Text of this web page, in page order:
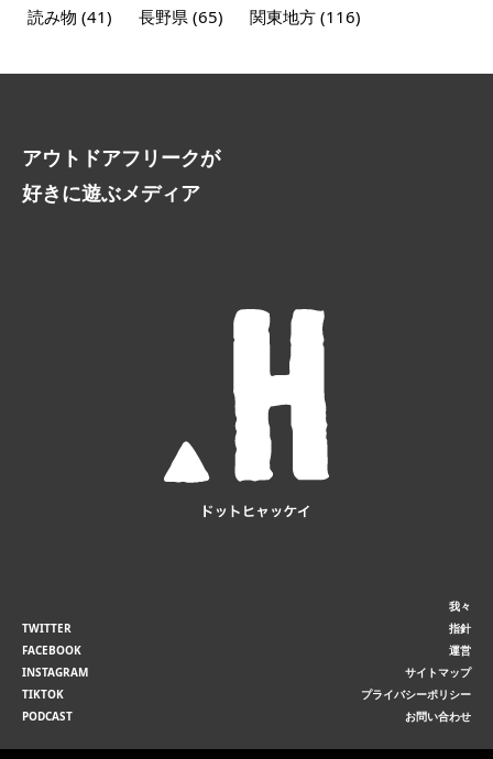
読み物 (41) 長野県 (65) 関東地方(116)
アウトドアフリークが
好きに遊ぶメディア
TWITTER
FACEBOOK
INSTAGRAM
TIKTOK
PODCAST
我々
指針
運営
サイトマップ
プライバシーポリシー
お問い合わせ